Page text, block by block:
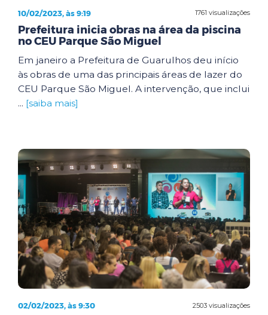
1761 visualizações
10/02/2023, às 9:19
Prefeitura inicia obras na área da piscina
no CEU Parque São Miguel
Em janeiro a Prefeitura de Guarulhos deu início
às obras de uma das principais áreas de lazer do
CEU Parque São Miguel. A intervenção, que inclui
... [saiba mais]
2503 visualizações
02/02/2023, às 9:30